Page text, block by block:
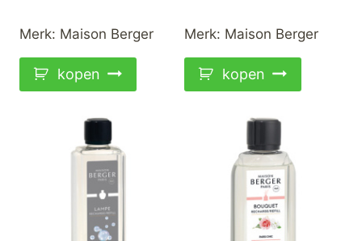
Merk: Maison Berger
kopen
Merk: Maison Berger
kopen